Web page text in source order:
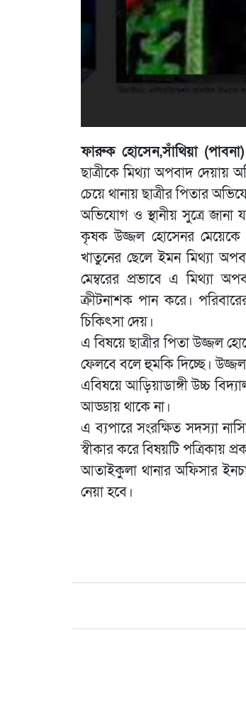
ফারুক হোসেন,সাঁথিয়া
ছাত্রীকে মিথ্যা অপবাদ দেয়ায়
চেয়ে থানায় ছাত্রীর পিতার
অভিযোগ ও স্থানীয় সুত্রে জানা
কৃষক উজ্জল হোসেনর মেয়েকে
খাতুনের ছেলে ইমন মিথ্যা
মেম্বরের প্রভাবে এ মিথ্যা
ক্রীটনাশক পান করে।
চিকিৎসা দেয়।
এ বিষয়ে ছাত্রীর পিতা উজ্জল
ফেলবে বলে হুমকি দিচ্ছে।
এবিষয়ে আড়িয়াডাঙ্গী উচ্চ
আড্ডায় থাকে না।
এ ব্যপারে সংরক্ষিত সদস্যা
স্বীকার করে বিষয়টি পত্রিকায়
আতাইকুলা থানার অফিসার
নেয়া হবে।